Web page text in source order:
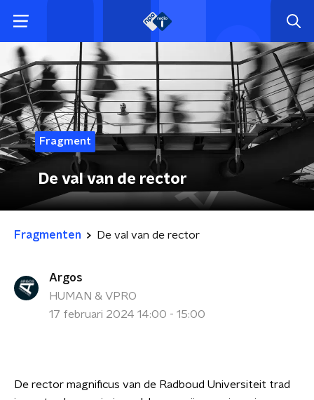
Fragment
De val van de rector
Fragmenten De val van de rector
Argos
HUMAN & VPRO
17 februari 2024 14:00 - 15:00
De rector magnificus van de Radboud Universiteit trad